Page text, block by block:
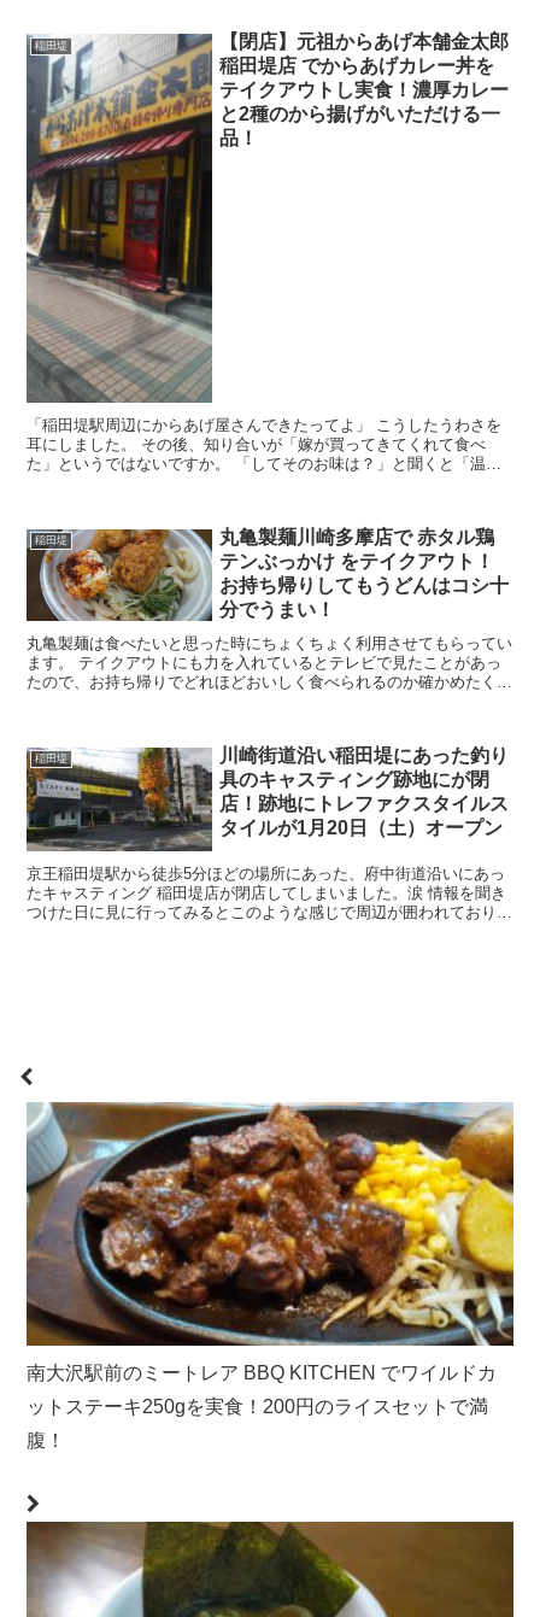
稲田堤
【閉店】元祖からあげ本舗金太郎
稲田堤店 でからあげカレー丼を
テイクアウトし実食！濃厚カレー
と2種のから揚げがいただける一
品！
「稲田堤駅周辺にからあげ屋さんできたってよ」 こうしたうわさを
耳にしました。 その後、知り合いが「嫁が買ってきてくれて食べ
た」というではないですか。 「してそのお味は？」と聞くと「温か
稲田堤
丸亀製麺川崎多摩店で 赤タル鶏
テンぶっかけ をテイクアウト！
お持ち帰りしてもうどんはコシ十
分でうまい！
丸亀製麺は食べたいと思った時にちょくちょく利用させてもらってい
ます。 テイクアウトにも力を入れているとテレビで見たことがあっ
たので、お持ち帰りでどれほどおいしく食べられるのか確かめたくな
稲田堤
川崎街道沿い稲田堤にあった釣り
具のキャスティング跡地にが閉
店！跡地にトレファクスタイルス
タイルが1月20日（土）オープン
京王稲田堤駅から徒歩5分ほどの場所にあった、府中街道沿いにあっ
たキャスティング 稲田堤店が閉店してしまいました。涙 情報を聞き
つけた日に見に行ってみるとこのような感じで周辺が囲われておりま
南大沢駅前のミートレア BBQ KITCHEN でワイルドカ
ットステーキ250gを実食！200円のライスセットで満
腹！